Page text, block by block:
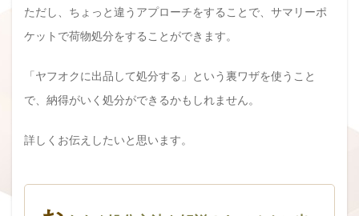
ただし、ちょっと違うアプローチをすることで、サマリーポ
ケットで荷物処分をすることができます。
「ヤフオクに出品して処分する」という裏ワザを使うこと
で、納得がいく処分ができるかもしれません。
詳しくお伝えしたいと思います。